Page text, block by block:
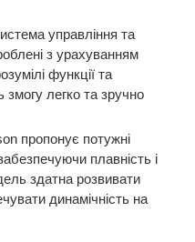
управління та
з урахуванням
функції та
змогу легко та зручно
пропонує потужні
плавність і
здатна розвивати
динамічність на